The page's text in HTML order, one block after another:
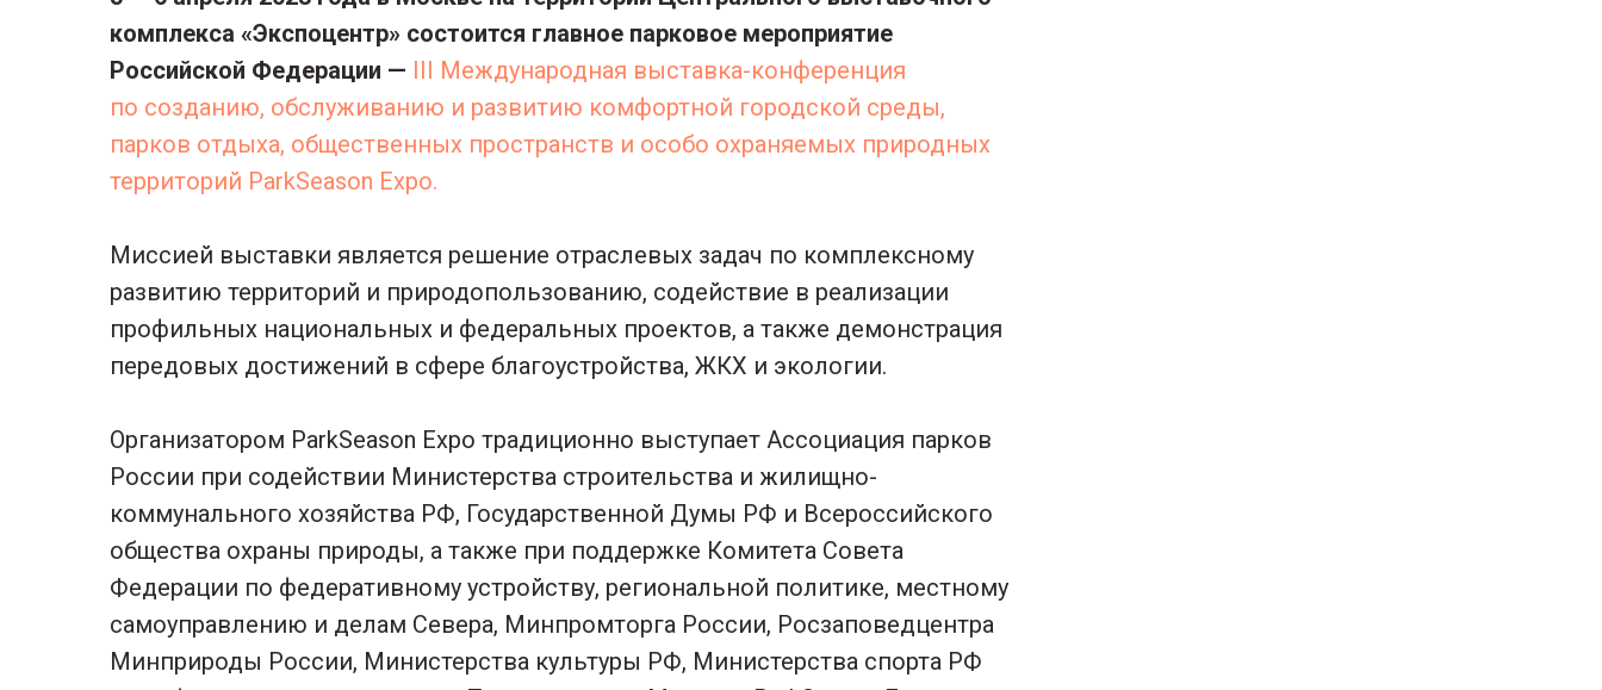
комплекса «Экспоцентр» состоится главное парковое мероприятие
Российской Федерации — III Международная выставка-конференция
по созданию, обслуживанию и развитию комфортной городской среды,
парков отдыха, общественных пространств и особо охраняемых природных
территорий ParkSeason Expo.
Миссией выставки является решение отраслевых задач по комплексному
развитию территорий и природопользованию, содействие в реализации
профильных национальных и федеральных проектов, а также демонстрация
передовых достижений в сфере благоустройства, ЖКХ и экологии.
Организатором ParkSeason Expo традиционно выступает Ассоциация парков
России при содействии Министерства строительства и жилищно-
коммунального хозяйства РФ, Государственной Думы РФ и Всероссийского
общества охраны природы, а также при поддержке Комитета Совета
Федерации по федеративному устройству, региональной политике, местному
самоуправлению и делам Севера, Минпромторга России, Росзаповедцентра
Минприроды России, Министерства культуры РФ, Министерства спорта РФ